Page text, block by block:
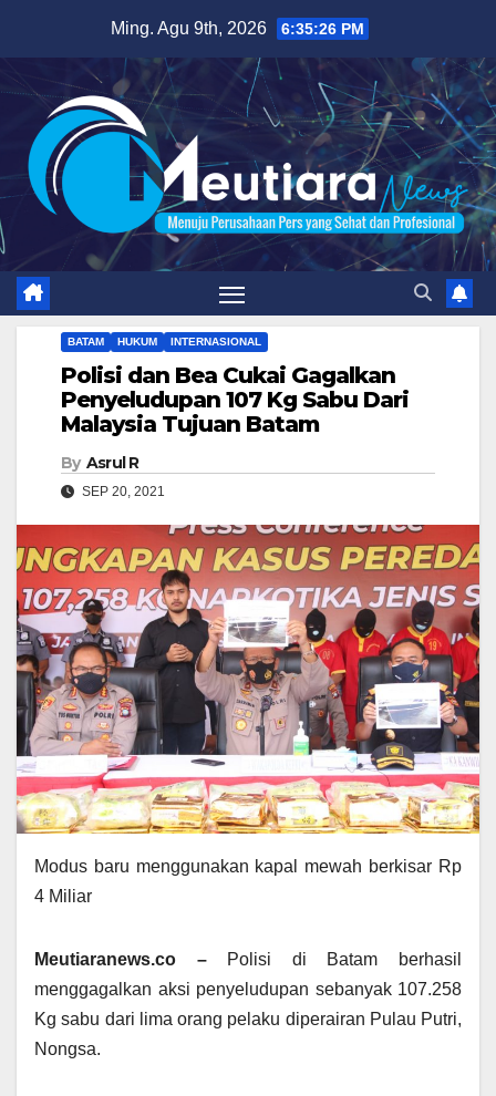
content
Ming. Agu 9th, 2026 6:35:27 PM
BATAM HUKUM INTERNASIONAL
Polisi dan Bea Cukai Gagalkan
Penyeludupan 107 Kg Sabu Dari
Malaysia Tujuan Batam
By Asrul R
SEP 20, 2021
Modus baru menggunakan kapal mewah berkisar Rp
4 Miliar
Meutiaranews.co –
Polisi di Batam berhasil
menggagalkan aksi penyeludupan sebanyak 107.258
Kg sabu dari lima orang pelaku diperairan Pulau Putri,
Nongsa.